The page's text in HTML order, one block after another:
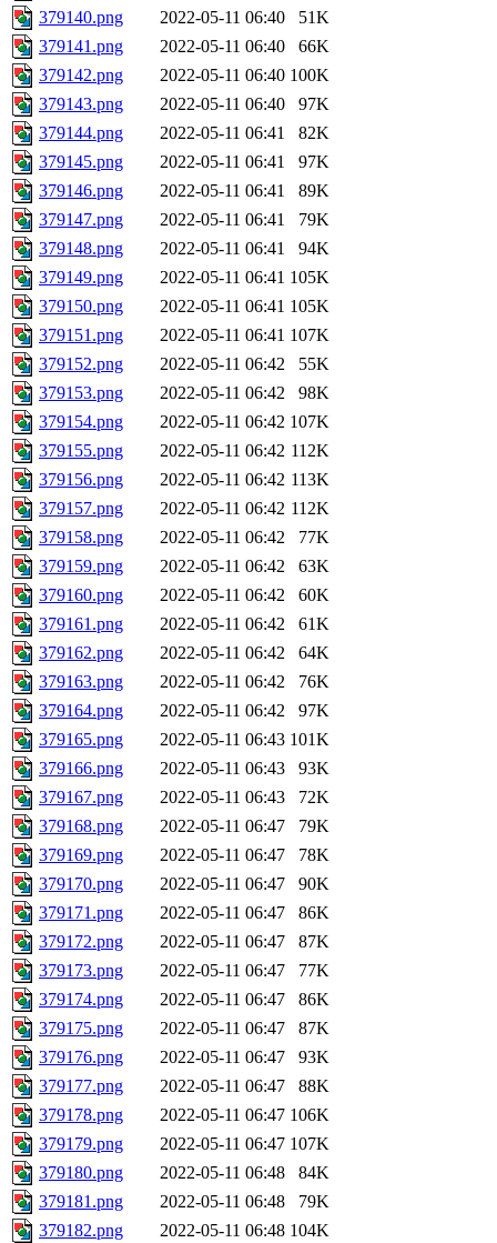
379140.png
2022-05-11 06:40
51K
379141.png
2022-05-11 06:40
66K
379142.png
2022-05-11 06:40 100K
379143.png
2022-05-11 06:40
97K
379144.png
2022-05-11 06:41
82K
379145.png
2022-05-11 06:41
97K
379146.png
2022-05-11 06:41
89K
379147.png
2022-05-11 06:41
79K
379148.png
2022-05-11 06:41
94K
379149.png
2022-05-11 06:41 105K
379150.png
2022-05-11 06:41 105K
379151.png
2022-05-11 06:41 107K
379152.png
2022-05-11 06:42
55K
379153.png
2022-05-11 06:42
98K
379154.png
2022-05-11 06:42 107K
379155.png
2022-05-11 06:42 112K
379156.png
2022-05-11 06:42 113K
379157.png
2022-05-11 06:42 112K
379158.png
2022-05-11 06:42
77K
379159.png
2022-05-11 06:42
63K
379160.png
2022-05-11 06:42
60K
379161.png
2022-05-11 06:42
61K
379162.png
2022-05-11 06:42
64K
379163.png
2022-05-11 06:42
76K
379164.png
2022-05-11 06:42
97K
379165.png
2022-05-11 06:43 101K
379166.png
2022-05-11 06:43
93K
379167.png
2022-05-11 06:43
72K
379168.png
2022-05-11 06:47
79K
379169.png
2022-05-11 06:47
78K
379170.png
2022-05-11 06:47
90K
379171.png
2022-05-11 06:47
86K
379172.png
2022-05-11 06:47
87K
379173.png
2022-05-11 06:47
77K
379174.png
2022-05-11 06:47
86K
379175.png
2022-05-11 06:47
87K
379176.png
2022-05-11 06:47
93K
379177.png
2022-05-11 06:47
88K
379178.png
2022-05-11 06:47 106K
379179.png
2022-05-11 06:47 107K
379180.png
2022-05-11 06:48
84K
379181.png
2022-05-11 06:48
79K
379182.png
2022-05-11 06:48 104K